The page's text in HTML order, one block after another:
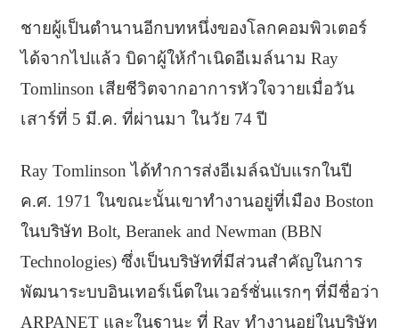
ชายผู้เป็นตำนานอีกบทหนึ่งของโลกคอมพิวเตอร์
ได้จากไปแล้ว บิดาผู้ให้กำเนิดอีเมล์นาม Ray
Tomlinson เสียชีวิตจากอาการหัวใจวายเมื่อวัน
เสาร์ที่ 5 มี.ค. ที่ผ่านมา ในวัย 74 ปี
Ray Tomlinson ได้ทำการส่งอีเมล์ฉบับแรกในปี
ค.ศ. 1971 ในขณะนั้นเขาทำงานอยู่ที่เมือง Boston
ในบริษัท Bolt, Beranek and Newman (BBN
Technologies) ซึ่งเป็นบริษัทที่มีส่วนสำคัญในการ
พัฒนาระบบอินเทอร์เน็ตในเวอร์ชั่นแรกๆ ที่มีชื่อว่า
ARPANET และในฐานะ ที่ Ray ทำงานอยู่ในบริษัท